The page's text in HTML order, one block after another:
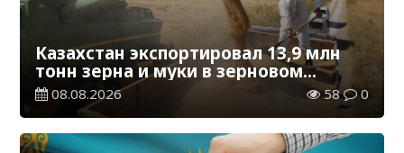
Казахстан экспортировал 13,9 млн
тонн зерна и муки в зерновом
эквиваленте
08.08.2026 58 0